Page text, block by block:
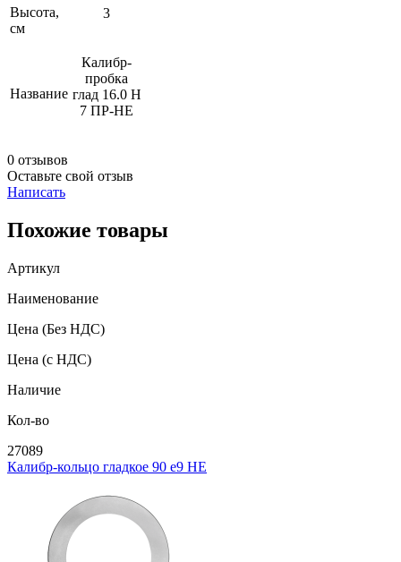
Высота,
см
3
Название
Калибр-
пробка
глад 16.0 Н
7 ПР-НЕ
0 отзывов
Оставьте свой отзыв
Написать
Похожие товары
Артикул
Наименование
Цена (Без НДС)
Цена (с НДС)
Наличие
Кол-во
27089
Калибр-кольцо гладкое 90 e9 НЕ